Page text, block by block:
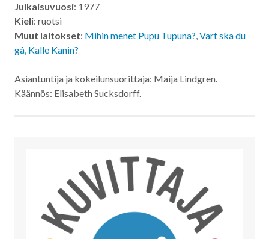
Julkaisuvuosi: 1977
Kieli: ruotsi
Muut laitokset: Mihin menet Pupu Tupuna?,Vart ska du
gå, Kalle Kanin?
Asiantuntija ja kokeilunsuorittaja: Maija Lindgren.
Käännös: Elisabeth Sucksdorff.